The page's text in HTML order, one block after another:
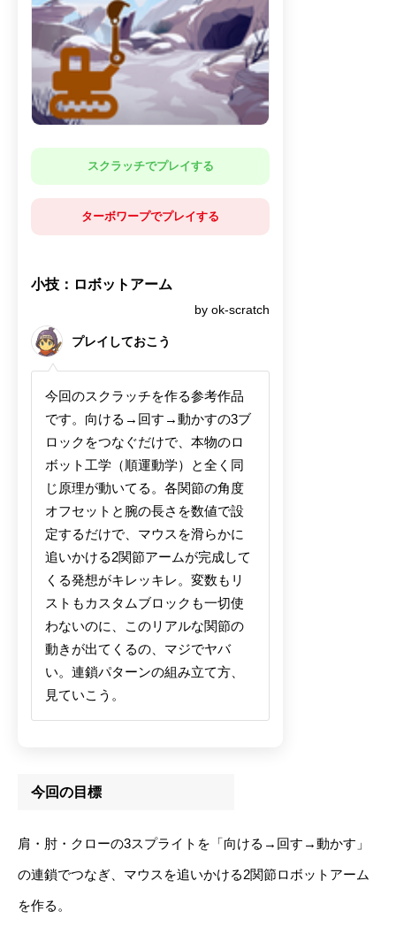
スクラッチでプレイする
ターボワープでプレイする
小技：ロボットアーム
by ok-scratch
プレイしておこう
今回のスクラッチを作る参考作品
です。向ける→回す→動かすの3ブ
ロックをつなぐだけで、本物のロ
ボット工学（順運動学）と全く同
じ原理が動いてる。各関節の角度
オフセットと腕の長さを数値で設
定するだけで、マウスを滑らかに
追いかける2関節アームが完成して
くる発想がキレッキレ。変数もリ
ストもカスタムブロックも一切使
わないのに、このリアルな関節の
動きが出てくるの、マジでヤバ
い。連鎖パターンの組み立て方、
見ていこう。
今回の目標
肩・肘・クローの3スプライトを「向ける→回す→動かす」
の連鎖でつなぎ、マウスを追いかける2関節ロボットアーム
を作る。